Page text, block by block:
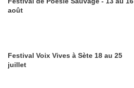
août
Festival Voix Vives à Sète 18 au 25
juillet